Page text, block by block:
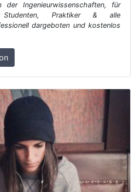
der Ingenieurwissenschaften, für
Studenten, Praktiker & alle
dargeboten und kostenlos